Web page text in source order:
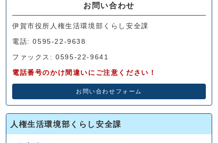
お問い合わせ
伊賀市役所人権生活環境部くらし安全課
電話: 0595-22-9638
ファックス: 0595-22-9641
電話番号のかけ間違いにご注意ください！
お問い合わせフォーム
人権生活環境部くらし安全課